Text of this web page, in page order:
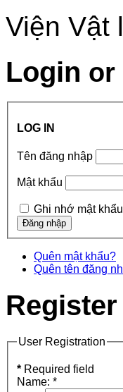
Viện Vật
Login or
LOG IN
Tên đăng nhập
Mật khẩu
Ghi nhớ mật khẩu
Quên mật khẩu?
Quên tên đăng
Register
User Registration
* Required field
Name: *